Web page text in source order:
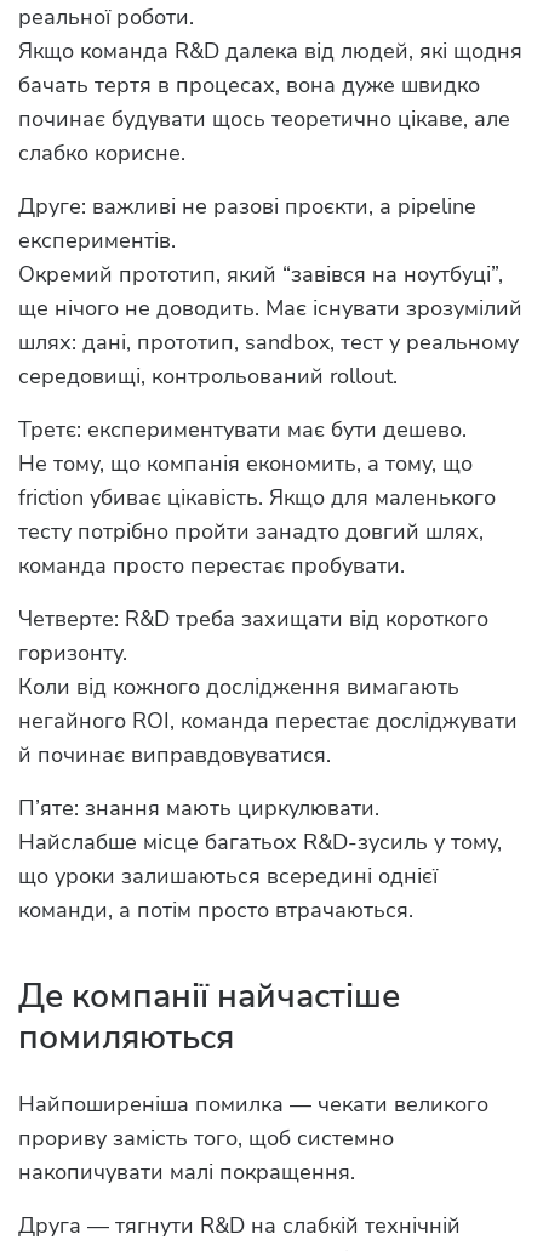
реальної роботи.
Якщо команда R&D далека від людей, які щодня
бачать тертя в процесах, вона дуже швидко
починає будувати щось теоретично цікаве, але
слабко корисне.
Друге: важливі не разові проєкти, а pipeline
експериментів.
Окремий прототип, який “завівся на ноутбуці”,
ще нічого не доводить. Має існувати зрозумілий
шлях: дані, прототип, sandbox, тест у реальному
середовищі, контрольований rollout.
Третє: експериментувати має бути дешево.
Не тому, що компанія економить, а тому, що
friction убиває цікавість. Якщо для маленького
тесту потрібно пройти занадто довгий шлях,
команда просто перестає пробувати.
Четверте: R&D треба захищати від короткого
горизонту.
Коли від кожного дослідження вимагають
негайного ROI, команда перестає досліджувати
й починає виправдовуватися.
П’яте: знання мають циркулювати.
Найслабше місце багатьох R&D-зусиль у тому,
що уроки залишаються всередині однієї
команди, а потім просто втрачаються.
Де компанії найчастіше
помиляються
Найпоширеніша помилка — чекати великого
прориву замість того, щоб системно
накопичувати малі покращення.
Друга — тягнути R&D на слабкій технічній